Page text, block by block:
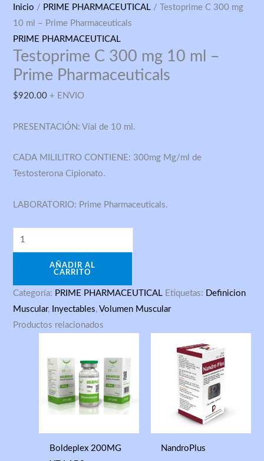
Inicio / PRIME PHARMACEUTICAL / Testoprime C 300 mg
10 ml – Prime Pharmaceuticals
PRIME PHARMACEUTICAL
Testoprime C 300 mg 10 ml –
Prime Pharmaceuticals
$920.00 + ENVIO
PRESENTACIÓN: Víal de 10 ml.
CADA MILILITRO CONTIENE: 300mg Mg/ml de
Testosterona Cipionato.
LABORATORIO: Prime Pharmaceuticals.
Testoprime
C
300
mg
10
–
AÑADIR AL
CARRITO
Categoría: PRIME PHARMACEUTICAL Etiquetas: Definicion
Muscular, Inyectables,Volumen Muscular
Productos relacionados
Boldeplex 200MG
NandroPlus